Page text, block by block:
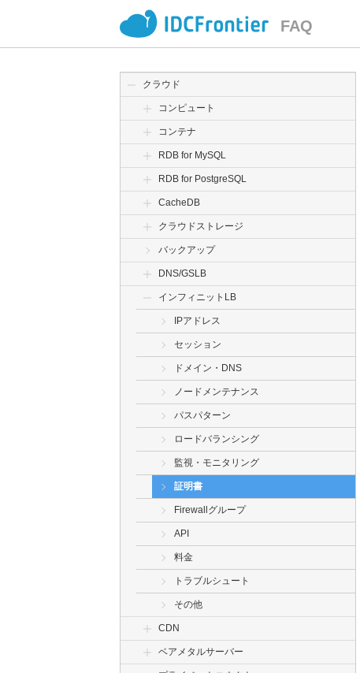
FAQ
クラウド
コンピュート
コンテナ
RDB for MySQL
RDB for PostgreSQL
CacheDB
クラウドストレージ
バックアップ
DNS/GSLB
インフィニットLB
IPアドレス
セッション
ドメイン・DNS
ノードメンテナンス
パスパターン
ロードバランシング
監視・モニタリング
証明書
Firewallグループ
API
料金
トラブルシュート
その他
CDN
ベアメタルサーバー